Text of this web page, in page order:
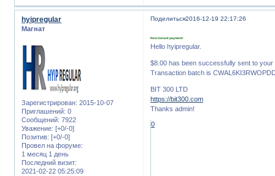
Поделиться2016-12-19 22:17:26
hyipregular
Магнат
Зарегистрирован: 2015-10-07
Приглашений: 0
Сообщений: 7922
Уважение: [+0/-0]
Позитив: [+0/-0]
Провел на форуме:
1 месяц 1 день
Последний визит:
2021-02-22 05:25:09
Next instant payment!
Hello hyipregular.
$8.00 has been successfully sent to
Transaction batch is
BIT 300 LTD
https://bit300.com
Thanks admin!
0